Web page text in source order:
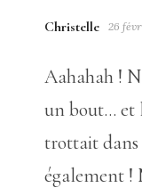
Christelle 26
Aahahah !
un bout… et
trottait dans
également !